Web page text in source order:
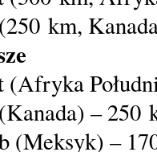
km,
(Afryka
– 250
(Meksyk) –